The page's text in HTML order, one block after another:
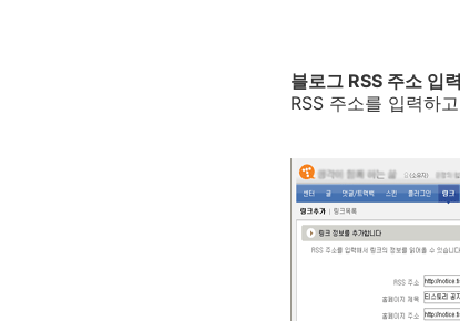
블로그 RSS 주소 입력
RSS 주소를 입력하